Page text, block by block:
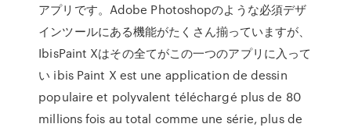
アプリです。Adobe Photoshopのような必須デザ
インツールにある機能がたくさん揃っていますが、
IbisPaint Xはその全てがこの一つのアプリに入って
い ibis Paint X est une application de dessin
populaire et polyvalent téléchargé plus de 80
millions fois au total comme une série, plus de